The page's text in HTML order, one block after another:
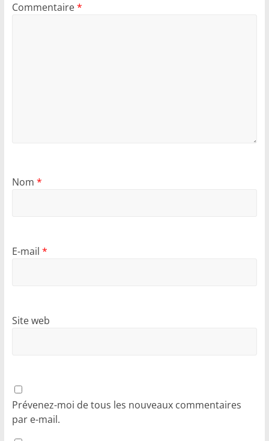
Commentaire*
Nom *
E-mail *
Site web
Prévenez-moi de tous les nouveaux commentaires
par e-mail.